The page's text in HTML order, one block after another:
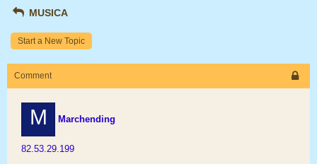
MUSICA
Start a New Topic
Comment
M Marchending
82.53.29.199